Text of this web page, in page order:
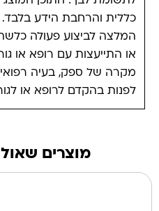
כללית והרחבת הידע בלבד.
המלצה לביצוע פעולה
או התייעצות עם רופא או
מקרה של ספק, בעיה
לפנות בהקדם לרופא או
מוצרים שאולי